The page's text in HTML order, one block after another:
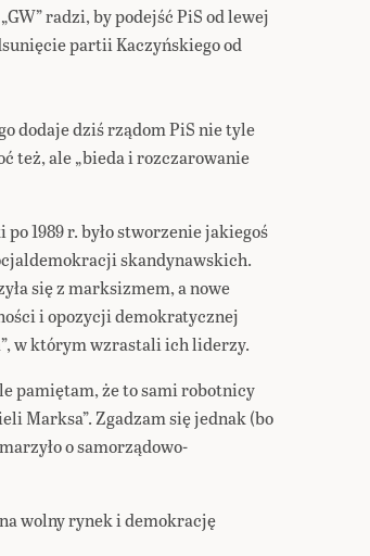
radzi, by podejść PiS od lewej
partii Kaczyńskiego od
dodaje dziś rządom PiS nie tyle
też, ale „bieda i rozczarowanie
1989 r. było stworzenie jakiegoś
skandynawskich.
się z marksizmem, a nowe
i opozycji demokratycznej
w którym wzrastali ich liderzy.
pamiętam, że to sami robotnicy
Marksa”. Zgadzam się jednak (bo
o samorządowo-
wolny rynek i demokrację